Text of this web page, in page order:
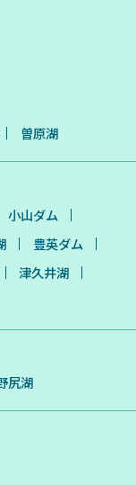
曽原湖
小山ダム
豊英ダム
津久井湖
尻湖